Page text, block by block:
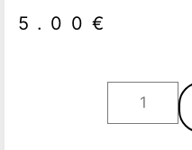
5.00 €